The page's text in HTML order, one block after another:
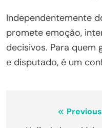
Independentemente
promete emoção,
decisivos. Para
e disputado, é um
Navegação